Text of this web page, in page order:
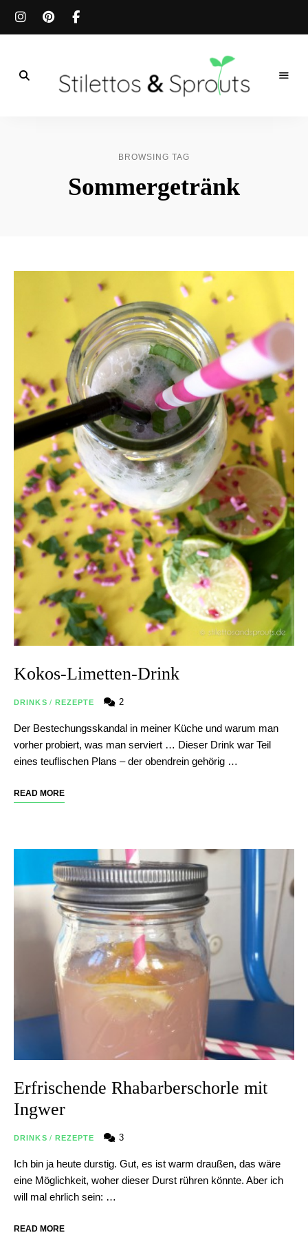
Sprouts
Rezepte
BROWSING TAG
Sommergetränk
Kokos-Limetten-Drink
DRINKS / REZEPTE 2
Der Bestechungsskandal in meiner Küche und warum man
vorher probiert, was man serviert … Dieser Drink war Teil
eines teuflischen Plans – der obendrein gehörig …
READ MORE
Erfrischende Rhabarberschorle mit
Ingwer
DRINKS / REZEPTE 3
Ich bin ja heute durstig. Gut, es ist warm draußen, das wäre
eine Möglichkeit, woher dieser Durst rühren könnte. Aber ich
will mal ehrlich sein: …
READ MORE